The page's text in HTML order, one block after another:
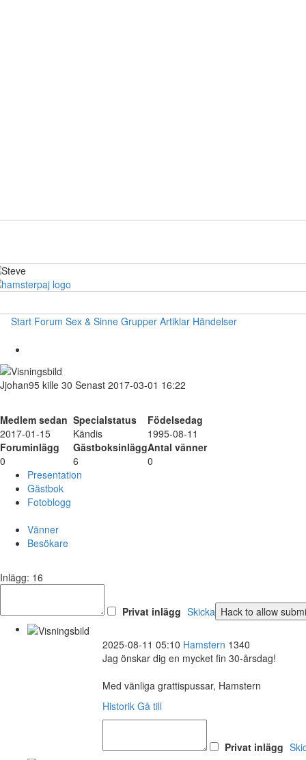
Start Forum Sex & Sinne Grupper Artiklar Händelser
Jjohan95 kille 30 Senast 2017-03-01 16:22
Medlem sedan Specialstatus
Födelsedag
2017-01-15
Kändis
1995-08-11
Foruminlägg
GästboksinläggAntal vänner
0
6
0
Presentation
Gästbok
Fotoblogg
Vänner
Besökare
Inlägg: 16
Privat inlägg Skicka
2025-08-11 05:10 Hamstern 1340
Jag önskar dig en mycket fin 30-årsdag!
Med vänliga grattispussar, Hamstern
Historik Gå till
Privat inlägg